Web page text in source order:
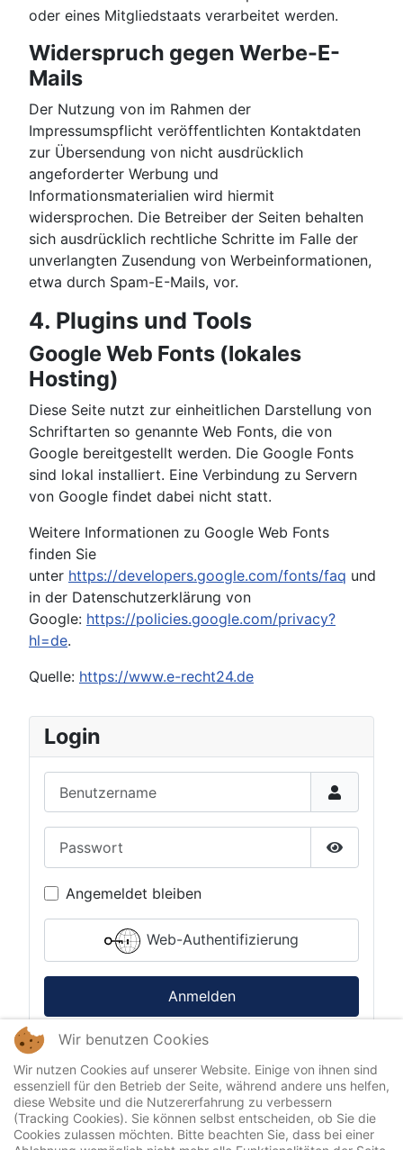
oder eines Mitgliedstaats verarbeitet werden.
Widerspruch gegen Werbe-E-
Mails
Der Nutzung von im Rahmen der
Impressumspflicht veröffentlichten Kontaktdaten
zur Übersendung von nicht ausdrücklich
angeforderter Werbung und
Informationsmaterialien wird hiermit
widersprochen. Die Betreiber der Seiten behalten
sich ausdrücklich rechtliche Schritte im Falle der
unverlangten Zusendung von Werbeinformationen,
etwa durch Spam-E-Mails, vor.
4. Plugins und Tools
Google Web Fonts (lokales
Hosting)
Diese Seite nutzt zur einheitlichen Darstellung von
Schriftarten so genannte Web Fonts, die von
Google bereitgestellt werden. Die Google Fonts
sind lokal installiert. Eine Verbindung zu Servern
von Google findet dabei nicht statt.
Weitere Informationen zu Google Web Fonts
finden Sie
unter https://developers.google.com/fonts/faq und
in der Datenschutzerklärung von
Google: https://policies.google.com/privacy?
hl=de.
Quelle: https://www.e-recht24.de
Login
Passwort
Angemeldet bleiben
Web-Authentifizierung
Anmelden
Passwort vergessen?
Benutzername vergessen?
Wir benutzen Cookies
Wir nutzen Cookies auf unserer Website. Einige von ihnen sind
essenziell für den Betrieb der Seite, während andere uns helfen,
diese Website und die Nutzererfahrung zu verbessern
(Tracking Cookies). Sie können selbst entscheiden, ob Sie die
Cookies zulassen möchten. Bitte beachten Sie, dass bei einer